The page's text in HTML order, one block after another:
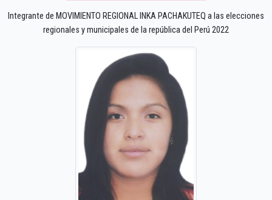
Integrante de MOVIMIENTO REGIONAL INKA PACHAKUTEQ a las elecciones
regionales y municipales de la república del Perú 2022